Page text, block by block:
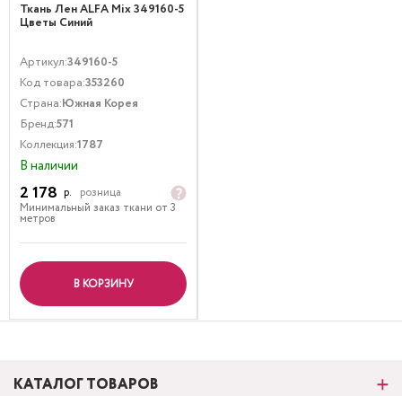
Ткань Лен ALFA Mix 349160-5
Цветы Синий
Артикул:349160-5
Код товара:353260
Страна:Южная Корея
Бренд:571
Коллекция:1787
В наличии
2 178 р.
розница
Минимальный заказ ткани от 3
метров
В КОРЗИНУ
КАТАЛОГ ТОВАРОВ